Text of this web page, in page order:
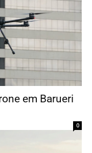
em Barueri
0